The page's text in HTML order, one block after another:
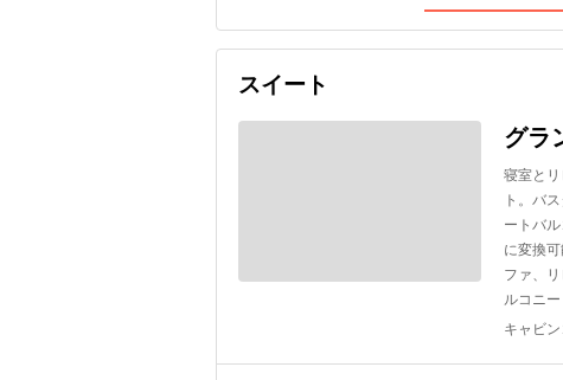
スイート
グラ
寝室と
ト。バ
ートバ
に変換
ファ、
ルコニー
キャビ